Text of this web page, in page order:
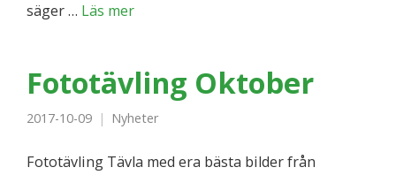
säger … Läs mer
Fototävling Oktober
2017-10-09 Nyheter
Fototävling Tävla med era bästa bilder från